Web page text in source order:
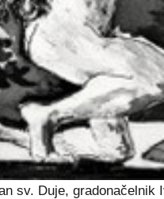
sv. Duje,